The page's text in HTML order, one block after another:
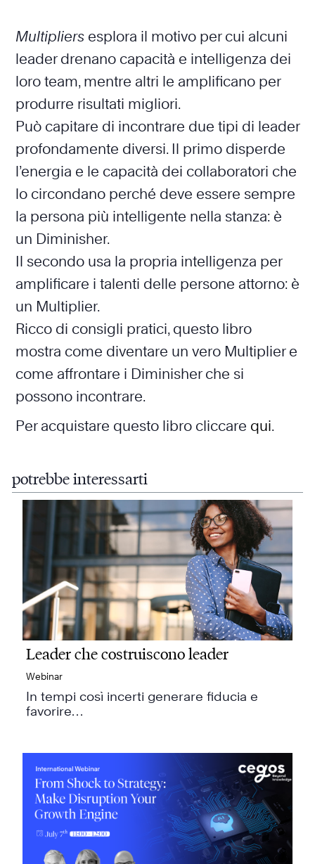
Multipliers esplora il motivo per cui alcuni
leader drenano capacità e intelligenza dei
loro team, mentre altri le amplificano per
produrre risultati migliori.
Può capitare di incontrare due tipi di leader
profondamente diversi. Il primo disperde
l’energia e le capacità dei collaboratori che
lo circondano perché deve essere sempre
la persona più intelligente nella stanza: è
un Diminisher.
Il secondo usa la propria intelligenza per
amplificare i talenti delle persone attorno: è
un Multiplier.
Ricco di consigli pratici, questo libro
mostra come diventare un vero Multiplier e
come affrontare i Diminisher che si
possono incontrare.
Per acquistare questo libro cliccare qui.
potrebbe interessarti
Leader che costruiscono leader
Webinar
In tempi così incerti generare fiducia e
favorire…